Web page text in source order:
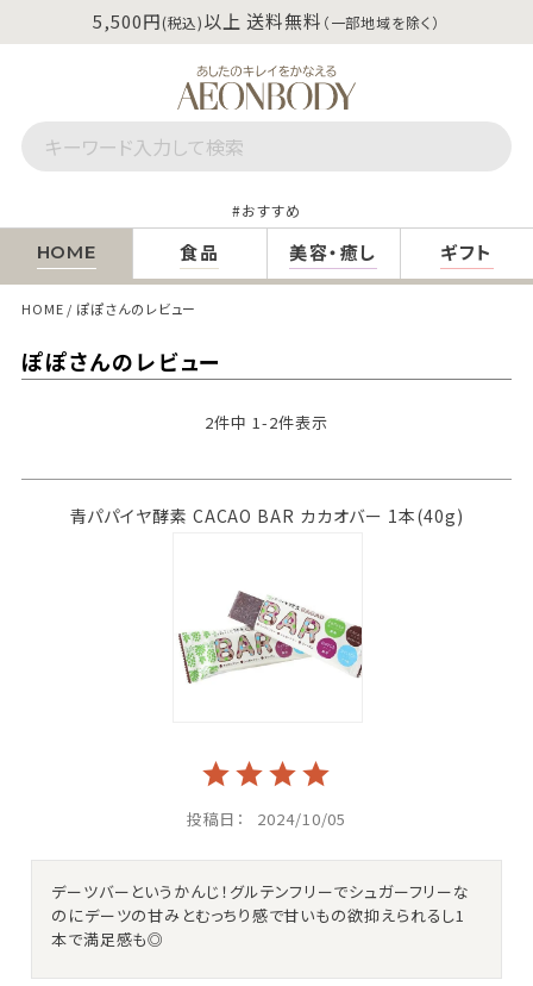
5,500円(税込)以上 送料無料 （一部地域を除く）
おすすめ
HOME 食品 美容・癒し ギフト
HOME ぽぽさんのレビュー
ぽぽさんのレビュー
2件中 1 -2件表示
青パパイヤ酵素 CACAO BAR カカオバー 1本(40g)
投稿日 2024/10/05
デーツバーというかんじ！グルテンフリーでシュガーフリーな
のにデーツの甘みとむっちり感で甘いもの欲抑えられるし1
本で満足感も◎